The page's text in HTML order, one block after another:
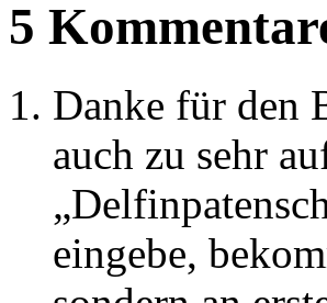
5
Danke für den
auch zu sehr
eingebe,